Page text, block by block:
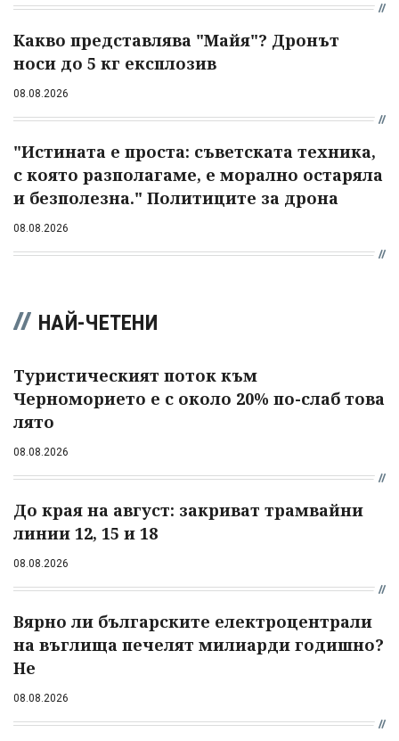
Какво представлява "Майя"? Дронът
носи до 5 кг експлозив
08.08.2026
"Истината е проста: съветската техника,
с която разполагаме, е морално остаряла
и безполезна." Политиците за дрона
08.08.2026
НАЙ-ЧЕТЕНИ
Туристическият поток към
Черноморието е с около 20% по-слаб това
лято
08.08.2026
До края на август: закриват трамвайни
линии 12, 15 и 18
08.08.2026
Вярно ли българските електроцентрали
на въглища печелят милиарди годишно?
Не
08.08.2026